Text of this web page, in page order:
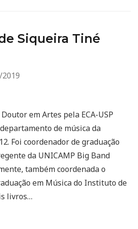
Siqueira Tiné
em Artes pela ECA-USP
de música da
Foi coordenador de graduação
da UNICAMP Big Band
também coordenada o
em Música do Instituto de
livros…